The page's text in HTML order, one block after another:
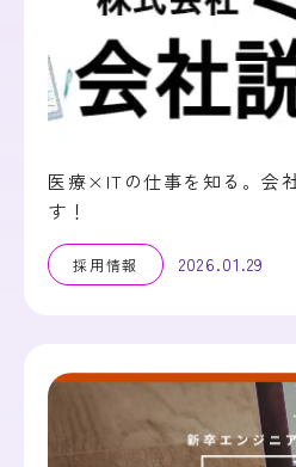
医療×ITの仕事を知る。会
す！
採用情報 2026.01.29